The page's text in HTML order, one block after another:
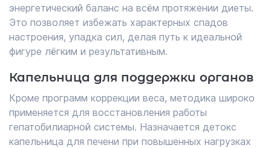
энергетический баланс на всём протяжении диеты.
Это позволяет избежать характерных спадов
настроения, упадка сил, делая путь к идеальной
фигуре лёгким и результативным.
Капельница для поддержки органов
Кроме программ коррекции веса, методика широко
применяется для восстановления работы
гепатобилиарной системы. Назначается детокс
капельница для печени при повышенных нагрузках